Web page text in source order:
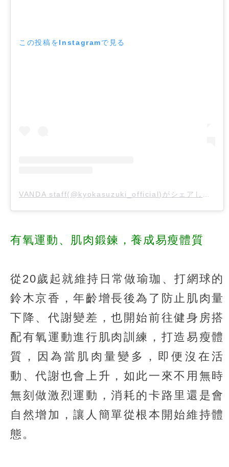
この投稿をInstagramで見る
有氧運動、肌肉鍛鍊，養成易瘦體質
從20歲起就維持日常做瑜珈、打網球的
鈴木京香，年齡增長後為了防止肌肉量
下降、代謝變差，也開始前往健身房搭
配有氧運動進行肌肉訓練，打造易瘦體
質，因為當肌肉量變多，即便沒在活
動、代謝也會上升，如此一來不用無時
無刻做激烈運動，消耗的卡路里還是會
自然增加，讓人簡單從根本開始維持體
態。